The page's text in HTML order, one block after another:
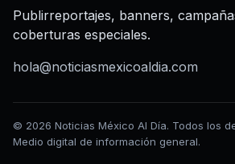
Publirreportajes, banners,
coberturas especiales.
hola@noticiasmexicoaldia.com
© 2026 Noticias México Al Día. Todos los
Medio digital de información general.